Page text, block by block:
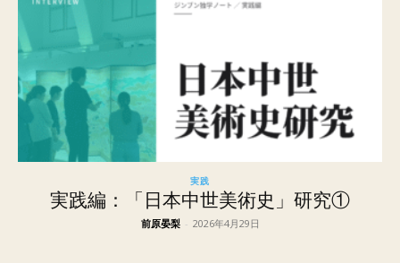
実践
実践編：「日本中世美術史」研究①
前原晏梨 - 2026年4月29日